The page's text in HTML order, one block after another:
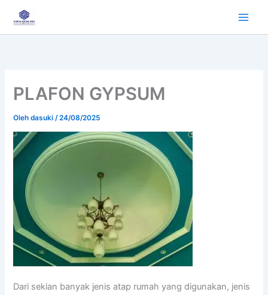
konten
PLAFON GYPSUM
Olehdasuki /24/08/2025
Dari sekian banyak jenis atap rumah yang digunakan, jenis